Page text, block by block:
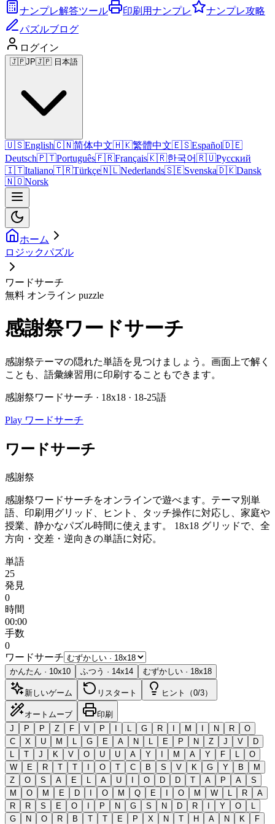
ナンプレ解答ツール 印刷用ナンプレ
ナンプレ攻略
パズルブログ
ログイン
🇯🇵JP🇯🇵 日本語
🇺🇸English🇨🇳简体中文🇭🇰繁體中文🇪🇸Español🇩🇪
Deutsch🇵🇹Português🇫🇷Français🇰🇷한국어🇷🇺Русский
🇮🇹Italiano🇹🇷Türkçe🇳🇱Nederlands🇸🇪Svenska🇩🇰Dansk
🇳🇴Norsk
ホーム
ロジックパズル
ワードサーチ
無料 オンライン puzzle
感謝祭ワードサーチ
感謝祭テーマの隠れた単語を見つけましょう。画面上で解く
ことも、語彙練習用に印刷することもできます。
感謝祭ワードサーチ · 18x18 · 18-25語
Play ワードサーチ
ワードサーチ
感謝祭
感謝祭ワードサーチをオンラインで遊べます。テーマ別単
語、印刷用グリッド、ヒント、タッチ操作に対応し、家庭や
授業、静かなパズル時間に使えます。
18x18 グリッドで、全
方向・交差・逆向きの単語に対応。
単語
25
発見
0
時間
00:00
手数
0
ワードサーチ
かんたん · 10x10 ふつう · 14x14 むずかしい · 18x18
新しいゲーム リスタート ヒント（0/3）
オートムーブ
印刷
J
P P Z F V P I L G R I M I N R
O
C
X U M L G E A N L E P N Z J V
D
L
T J K V O U U A Y I M A Y F L
O
W
E R T T I O T C B S V K G Y B
M
Z
O S A E L A U I O D D T A P A
S
M
O M E D I O M Q E I O M W L R
A
R
R S E O I P N G S N D R I Y O
L
G
N O R B T T E P X N T H A N K
F